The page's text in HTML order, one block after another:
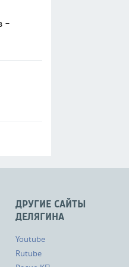
-
ДРУГИЕ САЙТЫ
ДЕЛЯГИНА
Youtube
Rutube